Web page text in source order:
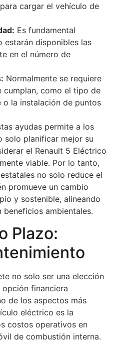
cargar el vehículo de
Es fundamental
disponibles las
en el número de
Normalmente se requiere
como el tipo de
la instalación de puntos
ayudas permite a los
solo planificar mejor su
el Renault 5 Eléctrico
viable. Por lo tanto,
no solo reduce el
promueve un cambio
y sostenible, alineando
beneficios ambientales.
Plazo:
no solo ser una elección
financiera
de los aspectos más
eléctrico es la
costos operativos en
de combustión interna.